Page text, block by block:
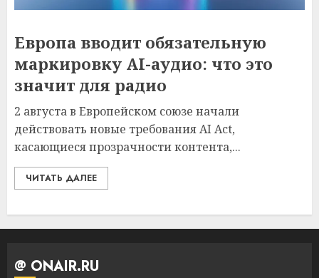
Европа вводит обязательную
маркировку AI-аудио: что это
значит для радио
2 августа в Европейском союзе начали
действовать новые требования AI Act,
касающиеся прозрачности контента,...
ЧИТАТЬ ДАЛЕЕ
@ ONAIR.RU